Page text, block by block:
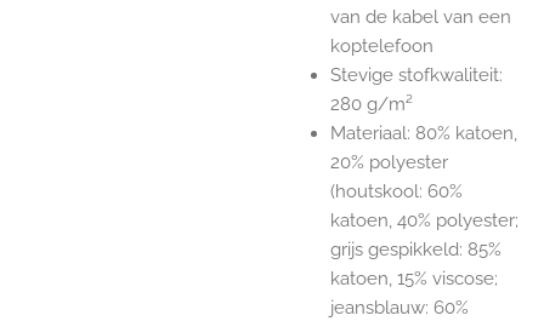
van de kabel van een
koptelefoon
Stevige stofkwaliteit:
280 g/m²
Materiaal: 80% katoen,
20% polyester
(houtskool: 60%
katoen, 40% polyester;
grijs gespikkeld: 85%
katoen, 15% viscose;
jeansblauw: 60%